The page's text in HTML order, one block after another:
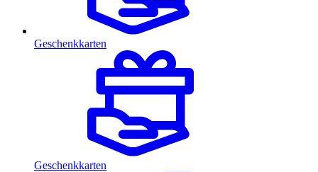
Geschenkkarten
Geschenkkarten